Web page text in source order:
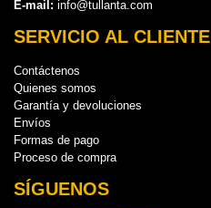
E-mail: info@tullanta.com
SERVICIO AL CLIENTE
Contáctenos
Quienes somos
Garantía y devoluciones
Envíos
Formas de pago
Proceso de compra
SÍGUENOS